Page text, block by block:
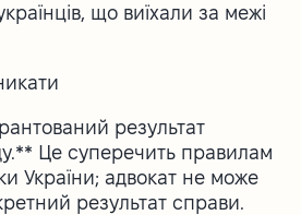
що виїхали за межі
результат
Це суперечить правилам
України; адвокат не може
результат справи.